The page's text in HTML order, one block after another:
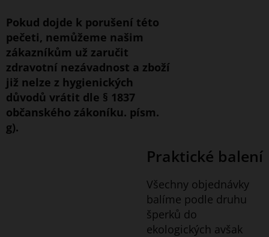
Pokud dojde k porušení této
pečeti, nemůžeme našim
zákazníkům už zaručit
zdravotní nezávadnost a zboží
již nelze z hygienických
důvodů vrátit dle § 1837
občanského zákoníku. písm.
g).
Praktické balení
Všechny objednávky
balíme podle druhu
šperků do
ekologických avšak